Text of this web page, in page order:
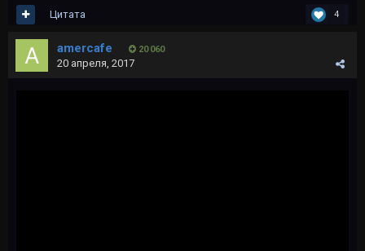
4
Цитата
amercafe 20 060
20 апреля, 2017